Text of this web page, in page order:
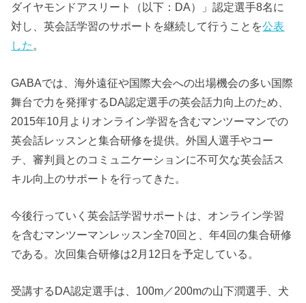
ダイヤモンドアスリート（以下：DA）」認定選手8名に
対し、英会話学習のサポートを継続して行うことを公表
した 。
GABAでは、海外遠征や国際大会への出場機会の多い国際
舞台で力を発揮するDA認定選手の英会話力向上のため、
2015年10月よりオンライン学習を含むマンツーマンでの
英会話レッスンと集合研修を提供。外国人選手やコー
チ、審判員とのコミュニケーションに不可欠な英会話ス
キル向上のサポートを行ってきた。
今後行っていく英会話学習サポートは、オンライン学習
を含むマンツーマンレッスン全70回と、年4回の集合研修
である。次回集合研修は2月12日を予定している。
受講するDA認定選手は、100m／200mの山下潤選手、犬